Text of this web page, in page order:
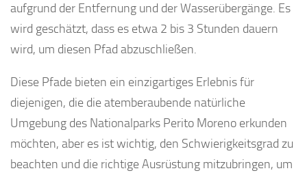
aufgrund der Entfernung und der Wasserübergänge. Es
wird geschätzt, dass es etwa 2 bis 3 Stunden dauern
wird, um diesen Pfad abzuschließen.
Diese Pfade bieten ein einzigartiges Erlebnis für
diejenigen, die die atemberaubende natürliche
Umgebung des Nationalparks Perito Moreno erkunden
möchten, aber es ist wichtig, den Schwierigkeitsgrad zu
beachten und die richtige Ausrüstung mitzubringen, um